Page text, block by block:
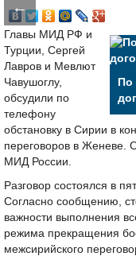
←
По
Главы МИД РФ и
Турции, Сергей
Лавров и Мевлют
Чавушоглу,
обсудили по
телефону
обстановку в Сирии в
переговоров в Женеве.
МИД России.
Разговор состоялся в
Согласно сообщению,
важности выполнения
режима прекращения
межсирийского